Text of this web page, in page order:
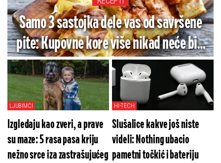
Samo 3 sastojka dele vas od savršene
pite: Kupovne kore više nikad neće biti
suve
LJUBIMCI
Izgledaju kao zveri, a prave
su maze: 5 rasa pasa kriju
nežno srce iza zastrašujućeg
HI-TECH
Slušalice kakve još niste
videli: Nothing ubacio
pametni točkić i bateriju